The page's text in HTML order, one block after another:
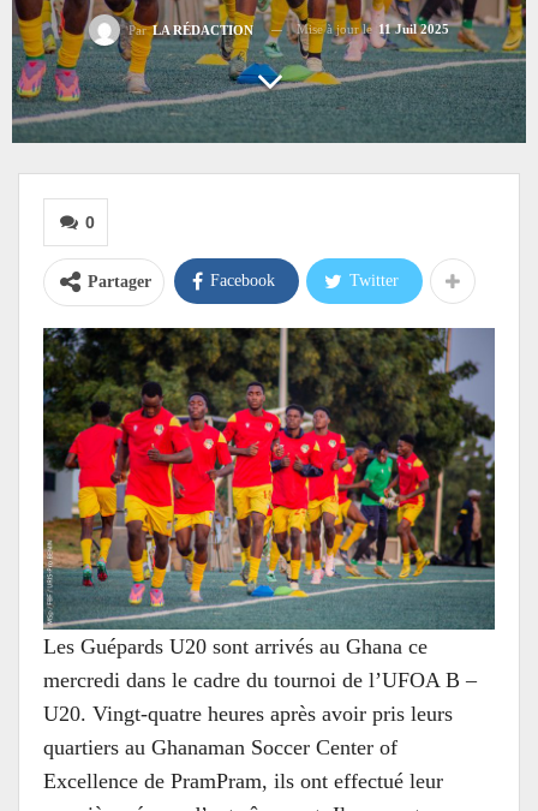
ParLA RÉDACTION Mise à jour le 11 Juil 2025
0
Partager Facebook Twitter
Les Guépards U20 sont arrivés au Ghana ce
mercredi dans le cadre du tournoi de l’UFOA B –
U20. Vingt-quatre heures après avoir pris leurs
quartiers au Ghanaman Soccer Center of
Excellence de PramPram, ils ont effectué leur